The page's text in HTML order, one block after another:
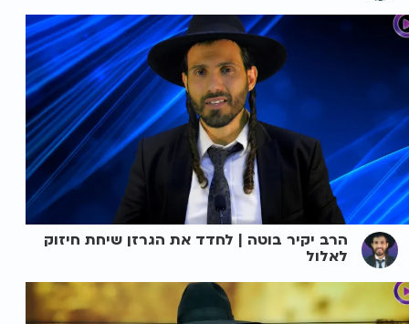
הרב יקיר בוטה | לחדד את הגרזן שיחת חיזוק
לאלול